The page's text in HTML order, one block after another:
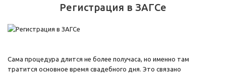
Регистрация в ЗАГСе
Сама процедура длится не более получаса, но именно там
тратится основное время свадебного дня. Это связано